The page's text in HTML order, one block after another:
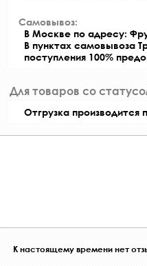
Самовывоз:
В Москве по адресу:
В пунктах самовывоза
поступления 100%
Для товаров со
Отгрузка производится
К настоящему времени нет